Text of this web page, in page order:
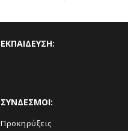
ΕΚΠΑΙΔΕΥΣΗ:
ΣΥΝΔΕΣΜΟΙ:
Προκηρύξεις